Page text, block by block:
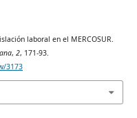
laboral en el MERCOSUR.
, 2, 171-93.
3173